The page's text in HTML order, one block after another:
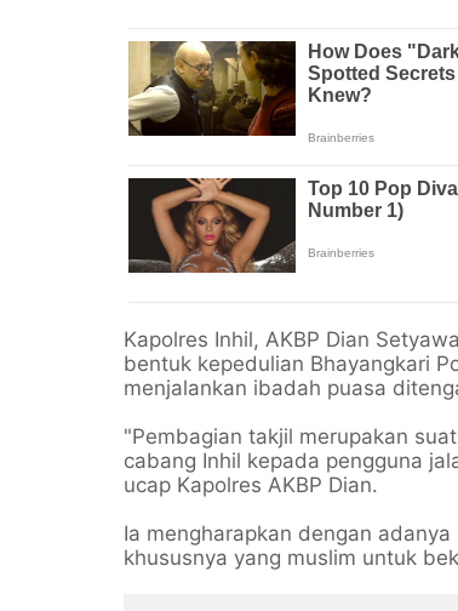
Kapolres Inhil, AKBP Dian
bentuk kepedulian Bhayangkari
menjalankan ibadah puasa
"Pembagian takjil merupakan
cabang Inhil kepada pengguna
ucap Kapolres AKBP Dian.
Ia mengharapkan dengan
khususnya yang muslim untuk